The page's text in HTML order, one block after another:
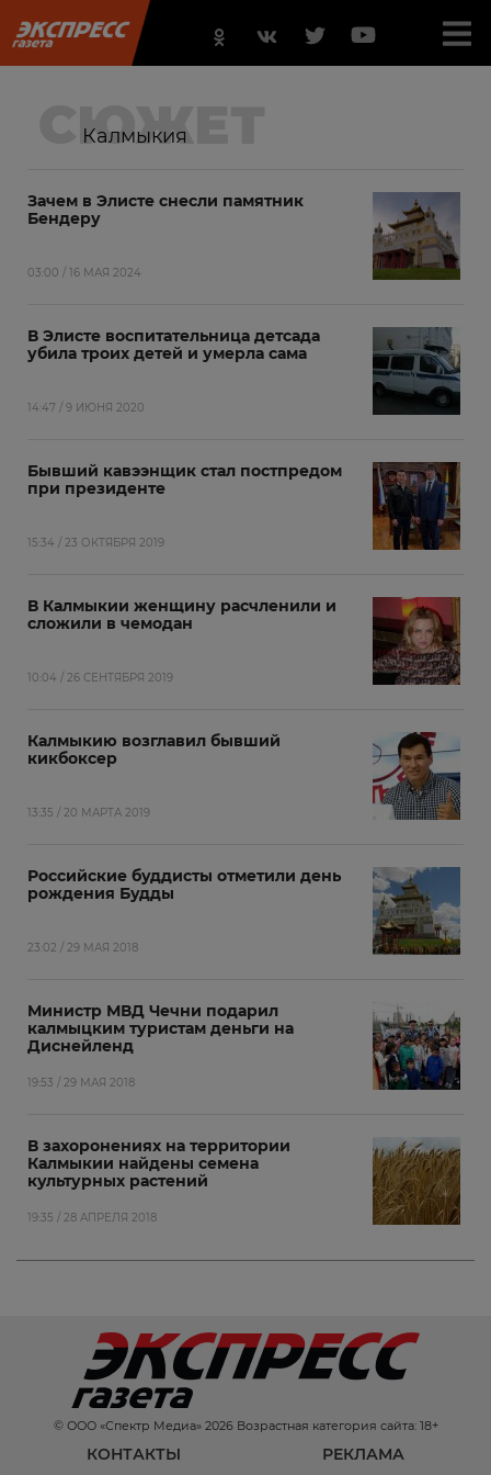
СЮЖЕТ
Калмыкия
Зачем в Элисте снесли памятник
Бендеру
03:00 / 16 МАЯ 2024
В Элисте воспитательница детсада
убила троих детей и умерла сама
14:47 / 9 ИЮНЯ 2020
Бывший кавээнщик стал поcтпредом
при президенте
15:34 / 23 ОКТЯБРЯ 2019
В Калмыкии женщину расчленили и
сложили в чемодан
10:04 / 26 СЕНТЯБРЯ 2019
Калмыкию возглавил бывший
кикбоксер
13:35 / 20 МАРТА 2019
Российские буддисты отметили день
рождения Будды
23:02 / 29 МАЯ 2018
Министр МВД Чечни подарил
калмыцким туристам деньги на
Диснейленд
19:53 / 29 МАЯ 2018
В захоронениях на территории
Калмыкии найдены семена
культурных растений
19:35 / 28 АПРЕЛЯ 2018
© ООО «Спектр Медиа» 2026 Возрастная категория сайта: 18+
КОНТАКТЫ РЕКЛАМА